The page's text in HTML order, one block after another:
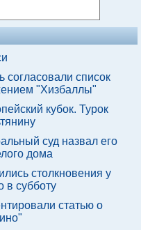
согласовали список
"Хизбаллы"
кубок. Турок
суд назвал его
дома
столкновения у
в субботу
статью о